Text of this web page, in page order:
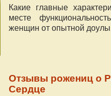
Какие главные
месте
женщин от опытной
Отзывы рожениц о
Сердце